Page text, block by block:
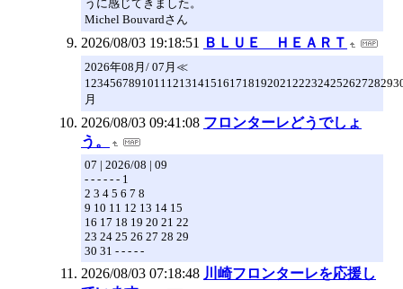
うに感じてきました。
Michel Bouvardさん
2026/08/03 19:18:51 ＢＬＵＥ ＨＥＡＲＴ
2026年08月/ 07月≪
月
2026/08/03 09:41:08 フロンターレどうでしょ
う。
07 | 2026/08 | 09
- - - - - - 1
2 3 4 5 6 7 8
9 10 11 12 13 14 15
16 17 18 19 20 21 22
23 24 25 26 27 28 29
30 31 - - - - -
2026/08/03 07:18:48 川崎フロンターレを応援し